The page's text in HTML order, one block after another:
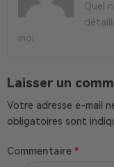
Quel
moi
Laisser un
Votre adresse e-mail
obligatoires sont
Commentaire *